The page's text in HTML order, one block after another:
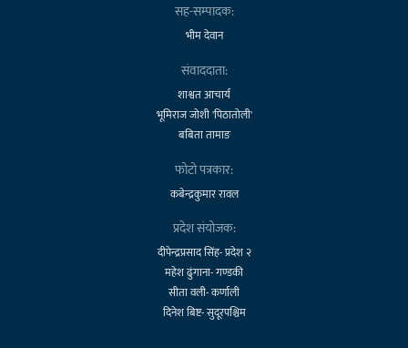
सह-सम्पादक:
भीम देवान
संवाददाता:
शाश्वत आचार्य
भूमिराज जोशी 'पिठातोली'
बबिता तामाङ
फोटो पत्रकार:
कबेन्द्रकुमार रावल
प्रदेश संयोजक:
दीपेन्द्रप्रसाद सिंह- प्रदेश २
महेश ढुंगाना- गण्डकी
सीता वली- कर्णाली
दिनेश बिष्ट- सुदूरपश्चिम